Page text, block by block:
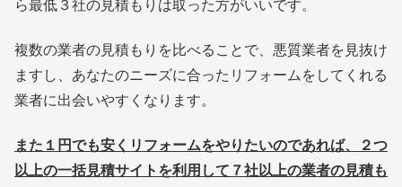
ら最低３社の見積もりは取った方がいいです。
複数の業者の見積もりを比べることで、悪質業者を見抜け
ますし、あなたのニーズに合ったリフォームをしてくれる
業者に出会いやすくなります。
また１円でも安くリフォームをやりたいのであれば、２つ
以上の一括見積サイトを利用して７社以上の業者の見積も